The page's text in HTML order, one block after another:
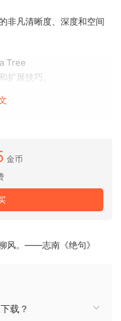
非凡清晰度、深度和空间
Tree
扩展技巧。
演奏的颤音形状和强调。
音速度控制，音符强调控
静到饱满的强音的动态范
音乐提升到前所未有的高
颤音速度选项。传奇
音符塑形类型。可调持续
金币
风。——志南《绝句》
载？